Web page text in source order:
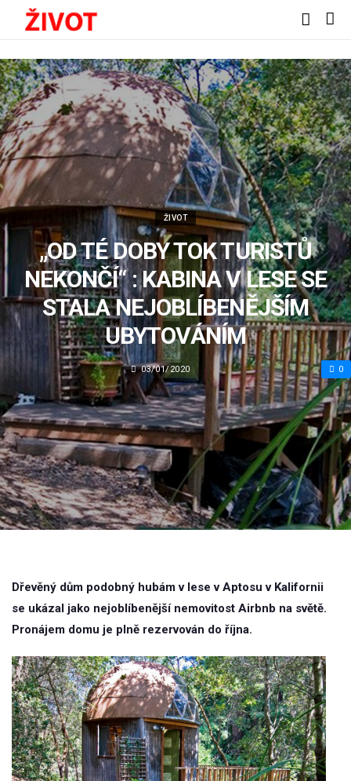
ŽIVOT
„ОD TÉ DOBY TOK TURISTŮ
NEKONČÍ“ : KABINA V LESE SE
STALA NEJOBLÍBENĚJŠÍM
UBYTOVÁNÍM
03/01/2020 0
Dřevěný dům podobný hubám v lese v Aptosu v Kalifornii
se ukázal jako nejoblíbenější nemovitost Airbnb na světě.
Pronájem domu je plně rezervován do října.